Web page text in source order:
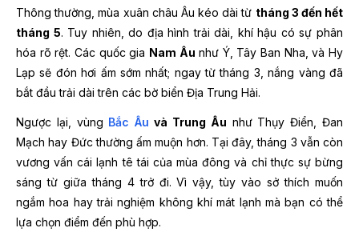
Thông thường, mùa xuân châu Âu kéo dài từ tháng 3 đến hết
tháng 5. Tuy nhiên, do địa hình trải dài, khí hậu có sự phân
hóa rõ rệt. Các quốc gia Nam Âu như Ý, Tây Ban Nha, và Hy
Lạp sẽ đón hơi ấm sớm nhất; ngay từ tháng 3, nắng vàng đã
bắt đầu trải dài trên các bờ biển Địa Trung Hải.
Ngược lại, vùng Bắc Âu và Trung Âu như Thụy Điển, Đan
Mạch hay Đức thường ấm muộn hơn. Tại đây, tháng 3 vẫn còn
vương vấn cái lạnh tê tái của mùa đông và chỉ thực sự bừng
sáng từ giữa tháng 4 trở đi. Vì vậy, tùy vào sở thích muốn
ngắm hoa hay trải nghiệm không khí mát lạnh mà bạn có thể
lựa chọn điểm đến phù hợp.